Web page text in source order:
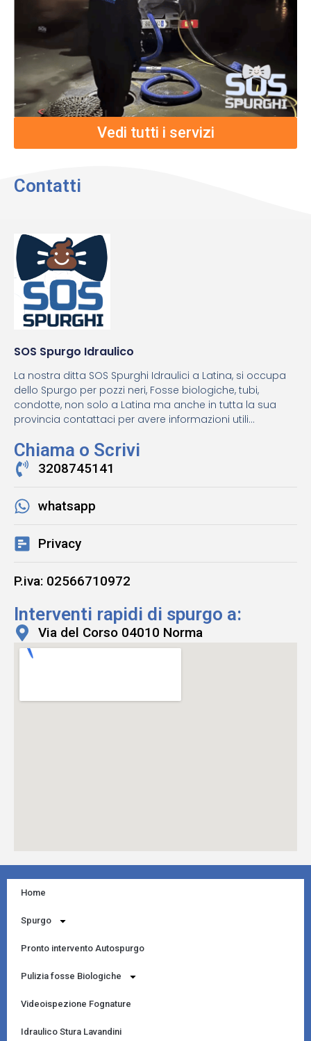
Vedi tutti i servizi
Contatti
SOS Spurgo Idraulico
La nostra ditta SOS Spurghi Idraulici a Latina, si occupa
dello Spurgo per pozzi neri, Fosse biologiche, tubi,
condotte, non solo a Latina ma anche in tutta la sua
provincia contattaci per avere informazioni utili...
Chiama o Scrivi
3208745141
whatsapp
Privacy
P.iva: 02566710972
Interventi rapidi di spurgo a:
Via del Corso 04010 Norma
Home
Spurgo
Pronto intervento Autospurgo
Pulizia fosse Biologiche
Videoispezione Fognature
Idraulico Stura Lavandini